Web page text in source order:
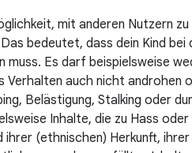
mit anderen Nutzern
bedeutet, dass dein Kind bei
muss. Es darf beispielsweise
Verhalten auch nicht androhen
Belästigung, Stalking oder
Inhalte, die zu Hass oder
(ethnischen) Herkunft,